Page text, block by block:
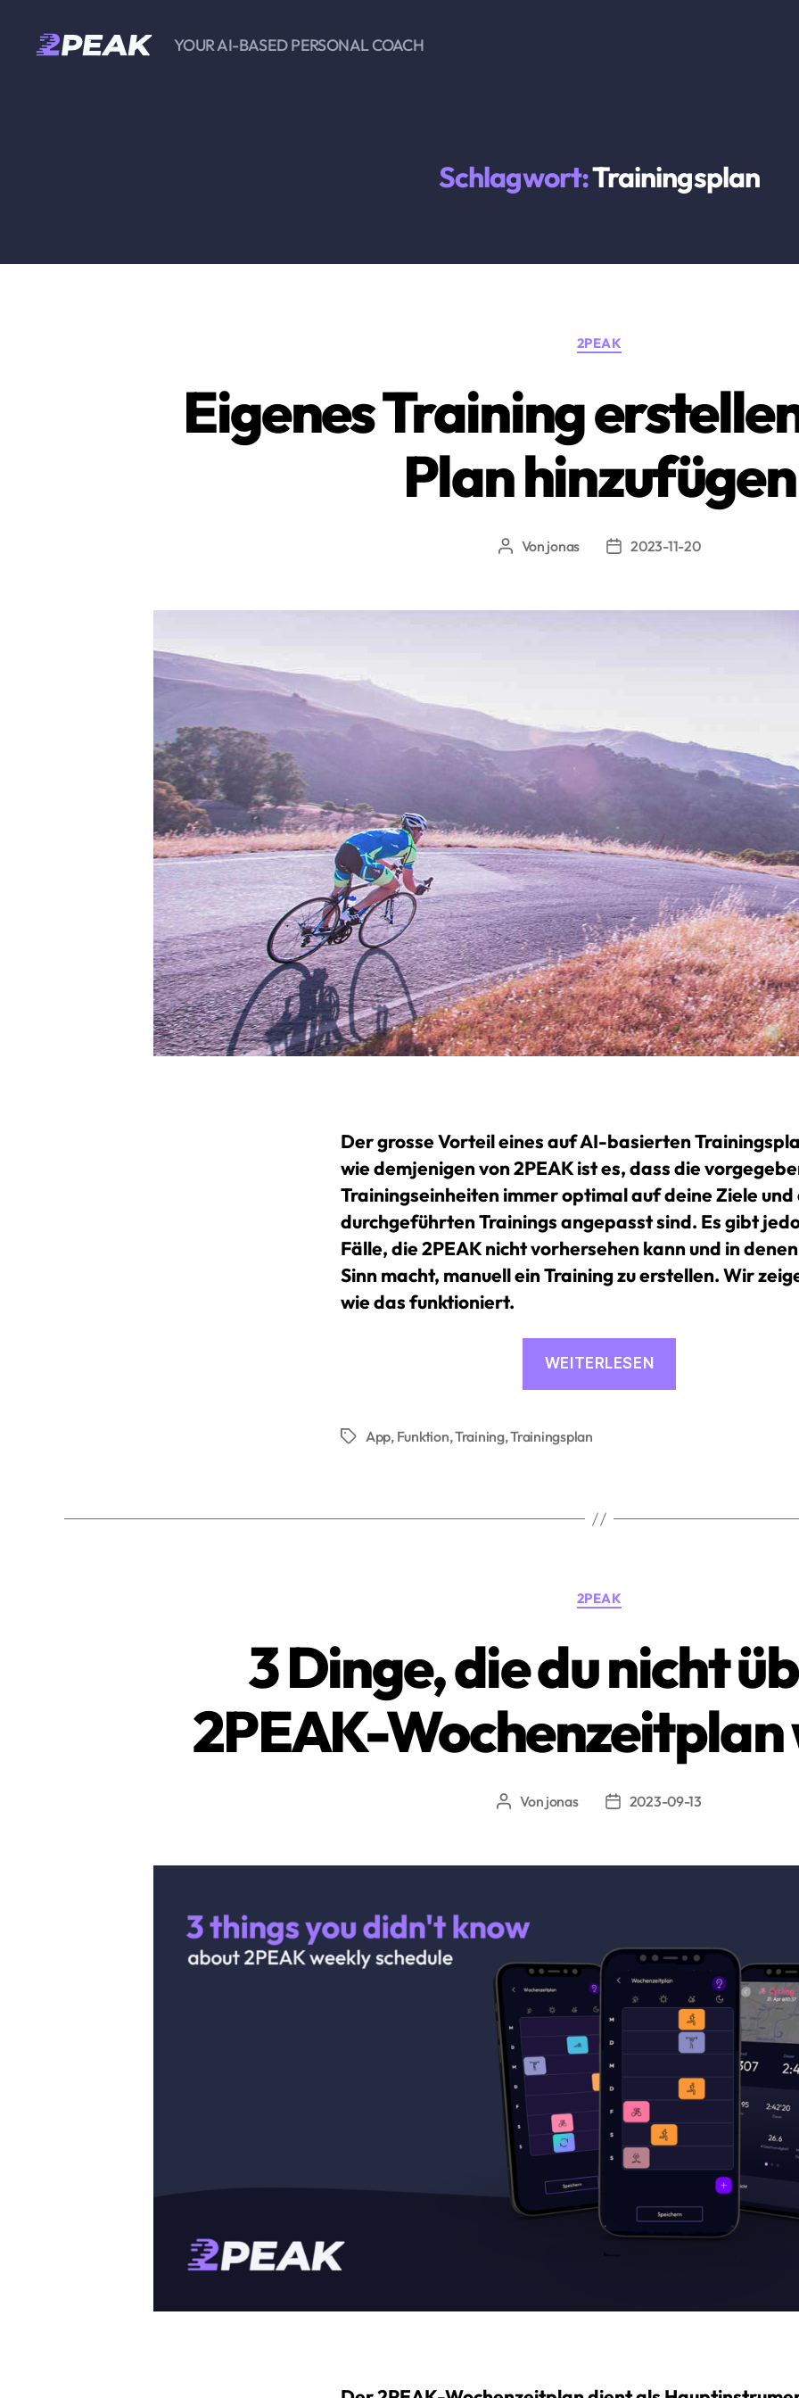
YOUR AI-BASED PERSONAL COACH
Schlagwort:Trainingsplan
Kategorien
2PEAK
Eigenes Training
Plan hinzufügen
Beitragsautor
Von jonas Beitragsdatum
2023-11-20
Der grosse Vorteil eines auf AI-basierten
wie demjenigen von 2PEAK ist es, dass die
Trainingseinheiten immer optimal auf deine Ziele und
durchgeführten Trainings angepasst sind. Es gibt
Fälle, die 2PEAK nicht vorhersehen kann und in
Sinn macht, manuell ein Training zu erstellen. Wir
wie das funktioniert.
WEITERLESEN
hinzufügen»
Schlagwörter
App, Funktion,Training,Trainingsplan
Kategorien
2PEAK
3 Dinge, die du nicht
2PEAK-Wochenzeitplan
Beitragsautor
Von jonas Beitragsdatum
2023-09-13